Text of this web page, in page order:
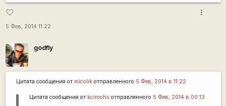
favorite_border
5 Фев, 2014 11:22
more_vert
godfly
Цитата сообщения от micolikотправленного 5 Фев, 2014 в 11:22
Цитата сообщения от kciroohs отправленного 5 Фев, 2014 в 00:13